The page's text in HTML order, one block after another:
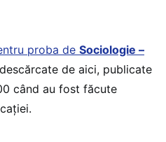
proba de Sociologie –
de aici, publicate
când au fost făcute